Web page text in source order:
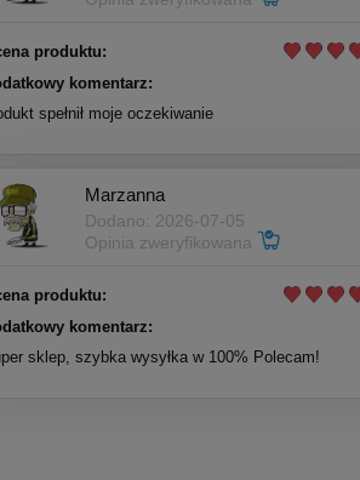
produktu:
komentarz:
spełnił moje oczekiwanie
Marzanna
Dodano: 2026-07-05
Opinia zweryfikowana
produktu:
komentarz:
sklep, szybka wysyłka w 100% Polecam!